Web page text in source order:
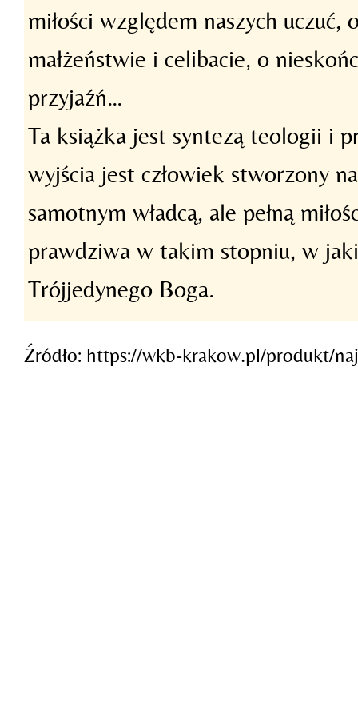
miłości względem naszych uczuć,
małżeństwie i celibacie, o
przyjaźń…
Ta książka jest syntezą teologii i
wyjścia jest człowiek stworzony
samotnym władcą, ale pełną
prawdziwa w takim stopniu, w
Trójjedynego Boga.
Źródło: https://wkb-krakow.pl/produkt/